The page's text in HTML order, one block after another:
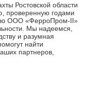
Ростовской области
проверенную годами
ООО «ФерроПром-II»
Мы надеемся,
и разумная
найти
партнеров,